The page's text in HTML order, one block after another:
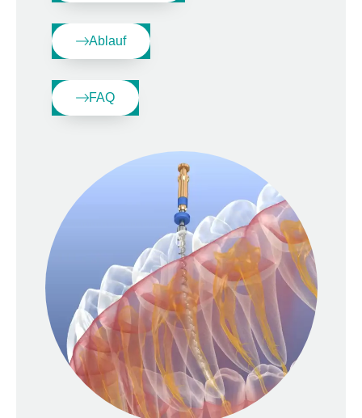
Ablauf
FAQ